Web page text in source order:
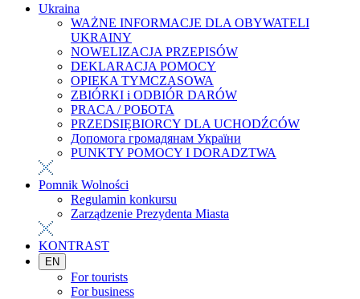
Ukraina
WAŻNE INFORMACJE DLA OBYWATELI
UKRAINY
NOWELIZACJA PRZEPISÓW
DEKLARACJA POMOCY
OPIEKA TYMCZASOWA
ZBIÓRKI i ODBIÓR DARÓW
PRACA / РОБОТА
PRZEDSIĘBIORCY DLA UCHODŹCÓW
Допомога громадянам України
PUNKTY POMOCY I DORADZTWA
Pomnik Wolności
Regulamin konkursu
Zarządzenie Prezydenta Miasta
KONTRAST
EN
For tourists
For business